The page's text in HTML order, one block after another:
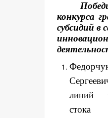
конкурса
субсидий в
линий
стока